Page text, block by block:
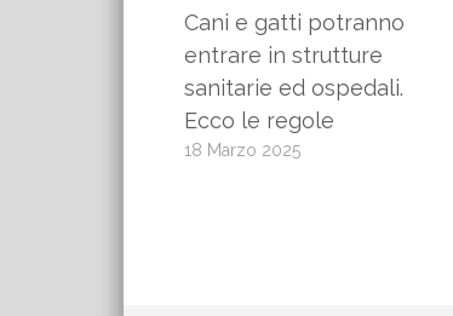
Cani e gatti potranno
entrare in strutture
sanitarie ed ospedali.
Ecco le regole
18 Marzo 2025